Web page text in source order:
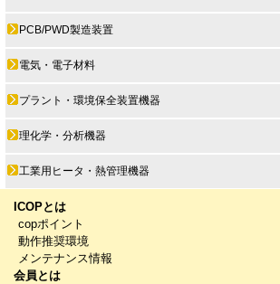
PCB/PWD製造装置
電気・電子材料
プラント・環境保全装置機器
理化学・分析機器
工業用ヒータ・熱管理機器
ICOPとは
copポイント
動作推奨環境
メンテナンス情報
会員とは